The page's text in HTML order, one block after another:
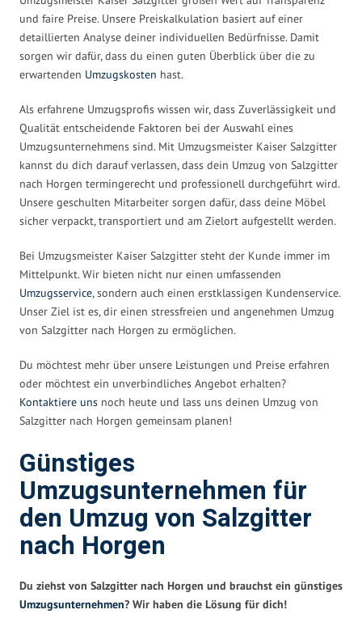
und faire Preise. Unsere Preiskalkulation basiert auf einer
detaillierten Analyse deiner individuellen Bedürfnisse. Damit
sorgen wir dafür, dass du einen guten Überblick über die zu
erwartenden Umzugskosten hast.
Als erfahrene Umzugsprofis wissen wir, dass Zuverlässigkeit und
Qualität entscheidende Faktoren bei der Auswahl eines
Umzugsunternehmens sind. Mit Umzugsmeister Kaiser Salzgitter
kannst du dich darauf verlassen, dass dein Umzug von Salzgitter
nach Horgen termingerecht und professionell durchgeführt wird.
Unsere geschulten Mitarbeiter sorgen dafür, dass deine Möbel
sicher verpackt, transportiert und am Zielort aufgestellt werden.
Bei Umzugsmeister Kaiser Salzgitter steht der Kunde immer im
Mittelpunkt. Wir bieten nicht nur einen umfassenden
Umzugsservice, sondern auch einen erstklassigen Kundenservice.
Unser Ziel ist es, dir einen stressfreien und angenehmen Umzug
von Salzgitter nach Horgen zu ermöglichen.
Du möchtest mehr über unsere Leistungen und Preise erfahren
oder möchtest ein unverbindliches Angebot erhalten?
Kontaktiere uns noch heute und lass uns deinen Umzug von
Salzgitter nach Horgen gemeinsam planen!
Günstiges
Umzugsunternehmen für
den Umzug von Salzgitter
nach Horgen
Du ziehst von Salzgitter nach Horgen und brauchst ein günstiges
Umzugsunternehmen? Wir haben die Lösung für dich!